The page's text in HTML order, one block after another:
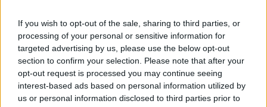
If you wish to opt-out of the sale, sharing to third parties, or
processing of your personal or sensitive information for
targeted advertising by us, please use the below opt-out
section to confirm your selection. Please note that after your
opt-out request is processed you may continue seeing
interest-based ads based on personal information utilized by
us or personal information disclosed to third parties prior to
Majdnem Thief 4 vagy Blade
Runner lett a Dishonoredből
Csirke|2026 május 26. 08:36